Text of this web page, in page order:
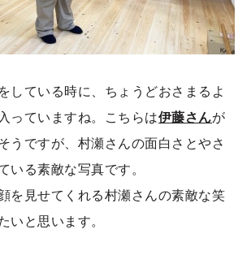
している時に、ちょうどおさまるよ
っていますね。こちらは伊藤さんが
うですが、村瀬さんの面白さとやさ
いる素敵な写真です。
を見せてくれる村瀬さんの素敵な笑
いと思います。